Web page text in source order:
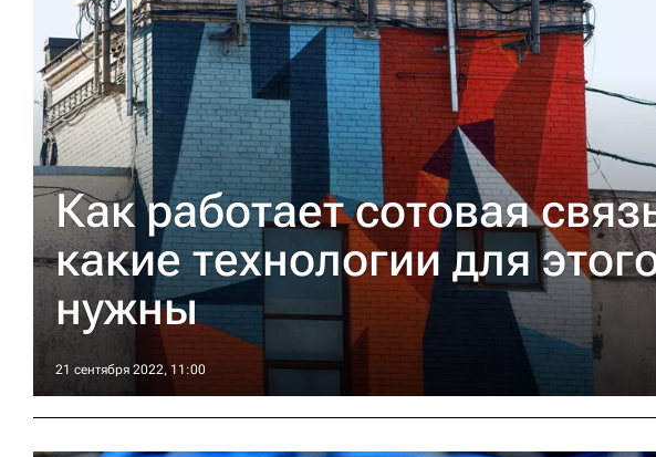
Как работает сотовая
какие технологии для
нужны
21 сентября 2022, 11:00